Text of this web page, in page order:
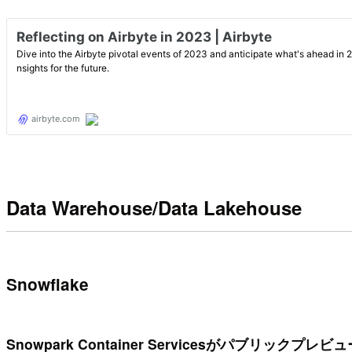
Data Warehouse/Data Lakehouse
Snowflake
Snowpark Container Servicesがパブリックプレビュ